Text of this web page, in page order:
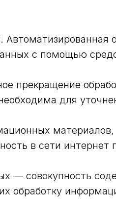
с помощью
прекращение
для
в сети интернет
— совокупность
обработку